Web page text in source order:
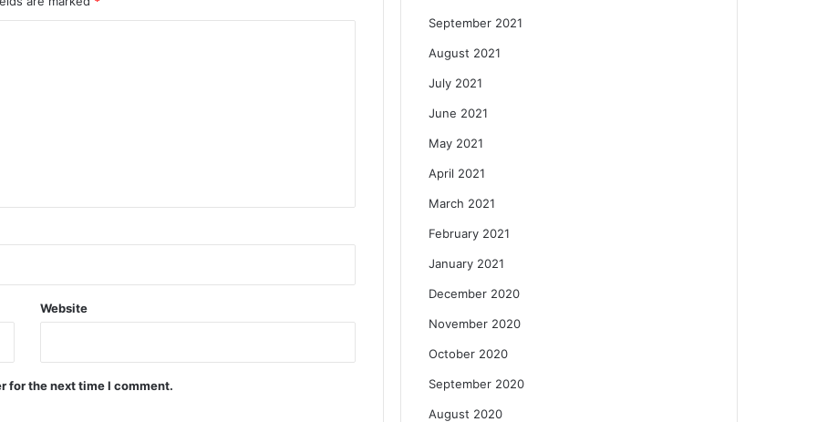
Website
for the next time I comment.
September 2021
August 2021
July 2021
June 2021
May 2021
April 2021
March 2021
February 2021
January 2021
December 2020
November 2020
October 2020
September 2020
August 2020